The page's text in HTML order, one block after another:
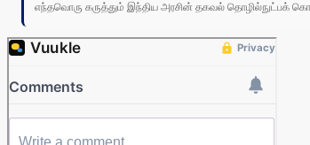
எந்தவொரு கருத்தும் இந்திய அரசின் தகவல் தொழில்நுட்பக்